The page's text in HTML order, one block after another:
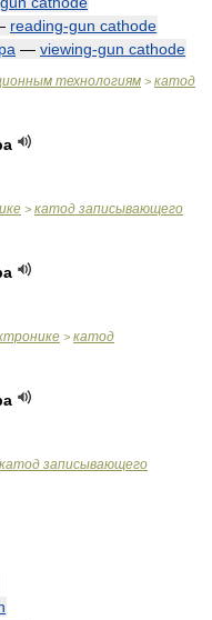
reading-gun cathode
— viewing-gun cathode
технологиям > катод
> катод записывающего
> катод
катод записывающего